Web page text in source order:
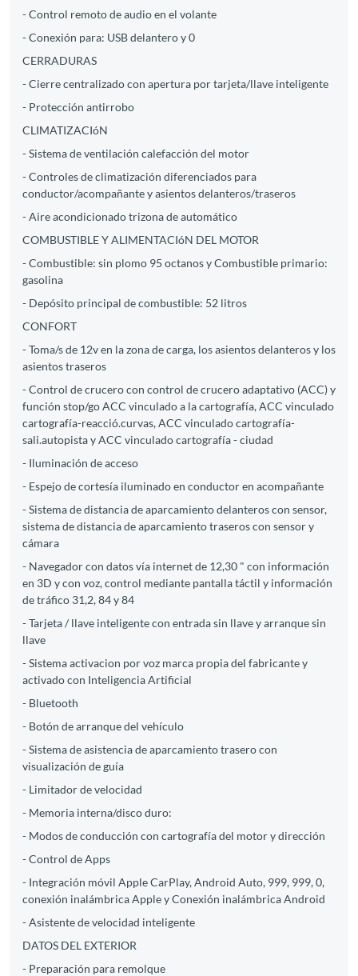
- Control remoto de audio en el volante
- Conexión para: USB delantero y 0
CERRADURAS
- Cierre centralizado con apertura por tarjeta/llave inteligente
- Protección antirrobo
CLIMATIZACIóN
- Sistema de ventilación calefacción del motor
- Controles de climatización diferenciados para
conductor/acompañante y asientos delanteros/traseros
- Aire acondicionado trizona de automático
COMBUSTIBLE Y ALIMENTACIóN DEL MOTOR
- Combustible: sin plomo 95 octanos y Combustible primario:
gasolina
- Depósito principal de combustible: 52 litros
CONFORT
- Toma/s de 12v en la zona de carga, los asientos delanteros y los
asientos traseros
- Control de crucero con control de crucero adaptativo (ACC) y
función stop/go ACC vinculado a la cartografía, ACC vinculado
cartografía-reacció.curvas, ACC vinculado cartografía-
sali.autopista y ACC vinculado cartografía - ciudad
- Iluminación de acceso
- Espejo de cortesía iluminado en conductor en acompañante
- Sistema de distancia de aparcamiento delanteros con sensor,
sistema de distancia de aparcamiento traseros con sensor y
cámara
- Navegador con datos vía internet de 12,30 " con información
en 3D y con voz, control mediante pantalla táctil y información
de tráfico 31,2, 84 y 84
- Tarjeta / llave inteligente con entrada sin llave y arranque sin
llave
- Sistema activacion por voz marca propia del fabricante y
activado con Inteligencia Artificial
- Bluetooth
- Botón de arranque del vehículo
- Sistema de asistencia de aparcamiento trasero con
visualización de guía
- Limitador de velocidad
- Memoria interna/disco duro:
- Modos de conducción con cartografía del motor y dirección
- Control de Apps
- Integración móvil Apple CarPlay, Android Auto, 999, 999, 0,
conexión inalámbrica Apple y Conexión inalámbrica Android
- Asistente de velocidad inteligente
DATOS DEL EXTERIOR
- Preparación para remolque